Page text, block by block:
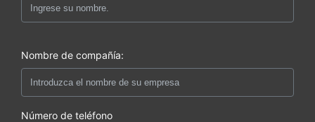
Nombre de compañía:
Número de teléfono